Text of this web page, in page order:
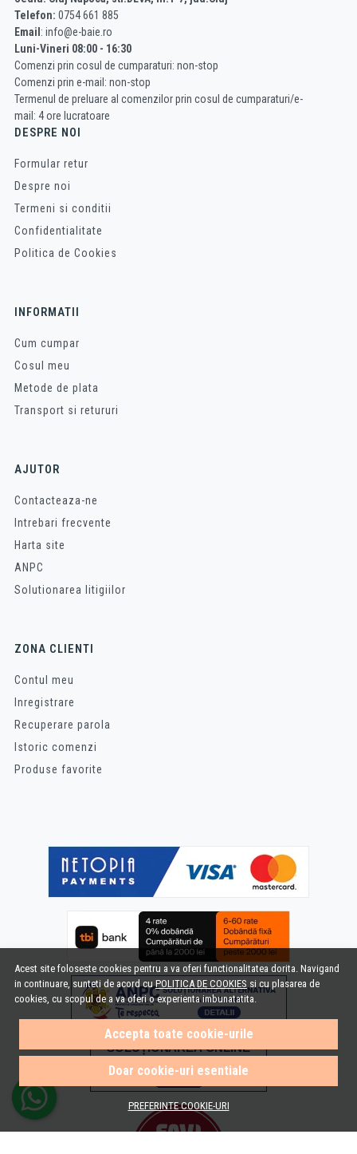
Acest site foloseste cookies pentru a va oferi functionalitatea dorita. Navigand
in continuare, sunteti de acord cuPOLITICA DE COOKIES si cu plasarea de
cookies, cu scopul de a va oferi o experienta imbunatatita.
Accepta toate cookie-urile
Doar cookie-uri esentiale
PREFERINTE COOKIE-URI
Telefon: 0754 661 885
Email : info@e-baie.ro
Luni-Vineri 08:00 - 16:30
Comenzi prin cosul de cumparaturi: non-stop
Comenzi prin e-mail: non-stop
Termenul de preluare al comenzilor prin cosul de cumparaturi/e-
mail: 4 ore lucratoare
DESPRE NOI
Formular retur
Despre noi
Termeni si conditii
Confidentialitate
Politica de Cookies
INFORMATII
Cum cumpar
Cosul meu
Metode de plata
Transport si retururi
AJUTOR
Contacteaza-ne
Intrebari frecvente
Harta site
ANPC
Solutionarea litigiilor
ZONA CLIENTI
Contul meu
Inregistrare
Recuperare parola
Istoric comenzi
Produse favorite